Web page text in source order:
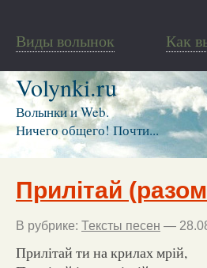
Виды волынок Как
Volynki.ru
Волынки и Web.
Ничего общего! Почти...
Прилітай
В рубрике: Тексты песен —
Прилітай ти на крилах мрій,